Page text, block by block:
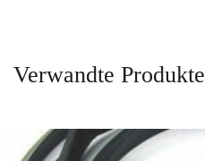
Verwandte Produkte